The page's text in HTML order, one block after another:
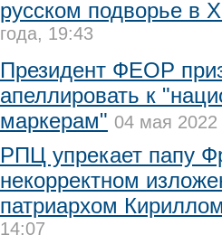
русском подворье в
года, 19:43
Президент ФЕОР
апеллировать к
маркерам" 04 мая 2022
РПЦ упрекает папу
некорректном
патриархом
14:07